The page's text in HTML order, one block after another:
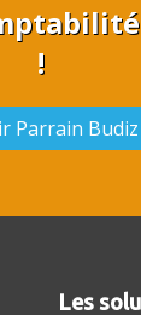
!
Parrain Budiz
Les